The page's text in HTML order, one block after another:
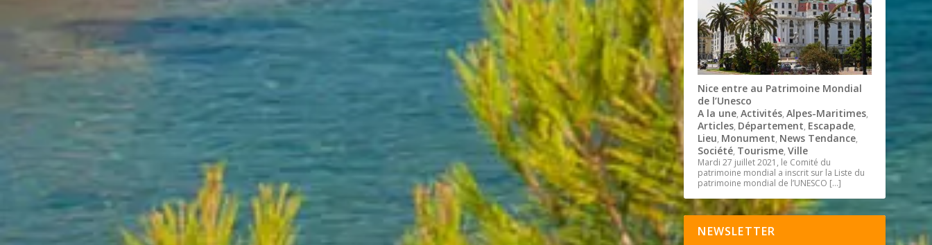
Nice entre au Patrimoine Mondial
de l’Unesco
A la une,Activités,Alpes-Maritimes,
Articles, Département, Escapade,
Lieu, Monument, News Tendance,
Société, Tourisme,Ville
Mardi 27 juillet 2021, le Comité du
patrimoine mondial a inscrit sur la Liste du
patrimoine mondial de l’UNESCO […]
NEWSLETTER